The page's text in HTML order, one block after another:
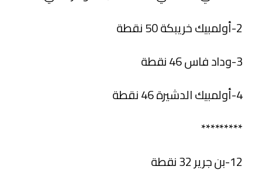
2-أولمبيك خريبكة 50 نقطة
3-وداد فاس 46 نقطة
4-أولمبيك الدشيرة 46 نقطة
*********
12-بن جرير 32 نقطة